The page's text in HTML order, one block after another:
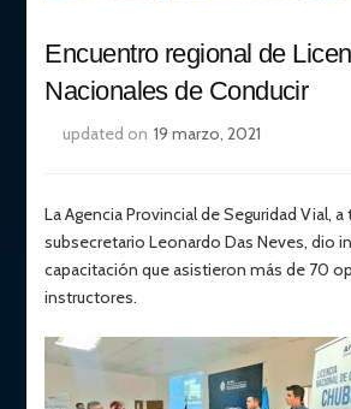
Encuentro regional de
Nacionales de Conducir
updated on 19 marzo, 2021
La Agencia Provincial de Seguridad Vial, a
subsecretario Leonardo Das Neves, dio
capacitación que asistieron más de 70
instructores.